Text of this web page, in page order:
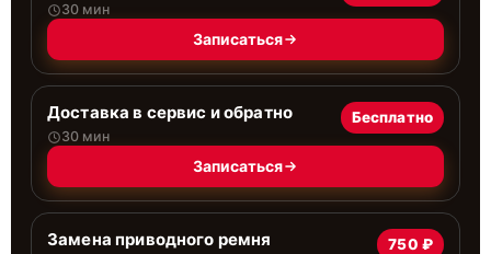
30 мин
Записаться
Доставка в сервис и обратно
30 мин
Бесплатно
Записаться
Замена приводного ремня 750 ₽